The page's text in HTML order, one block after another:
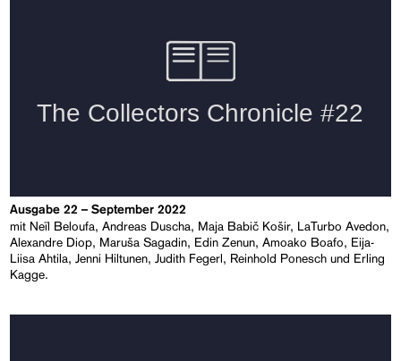
Ausgabe 22 – September 2022
mit Neïl Beloufa, Andreas Duscha, Maja Babič Košir, LaTurbo Avedon,
Alexandre Diop, Maruša Sagadin, Edin Zenun, Amoako Boafo, Eija-
Liisa Ahtila, Jenni Hiltunen, Judith Fegerl, Reinhold Ponesch und Erling
Kagge.